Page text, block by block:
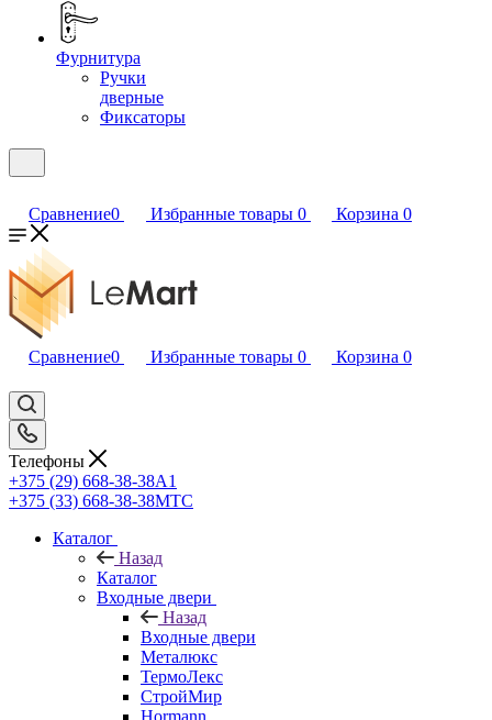
Фурнитура
Ручки
дверные
Фиксаторы
Сравнение0 Избранные товары 0 Корзина 0
Сравнение0 Избранные товары 0 Корзина 0
Телефоны
+375 (29) 668-38-38A1
+375 (33) 668-38-38МТС
Каталог
Назад
Каталог
Входные двери
Назад
Входные двери
Металюкс
ТермоЛекс
СтройМир
Hormann